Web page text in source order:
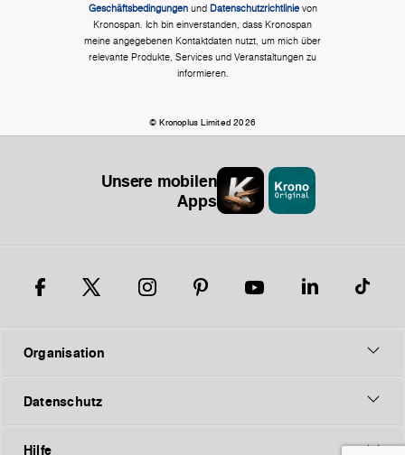
Geschäftsbedingungenund Datenschutzrichtlinievon
Kronospan. Ich bin einverstanden, dass Kronospan
meine angegebenen Kontaktdaten nutzt, um mich über
relevante Produkte, Services und Veranstaltungen zu
informieren.
© Kronoplus Limited 2026
Unsere mobilen
Apps
Organisation
Datenschutz
Hilfe